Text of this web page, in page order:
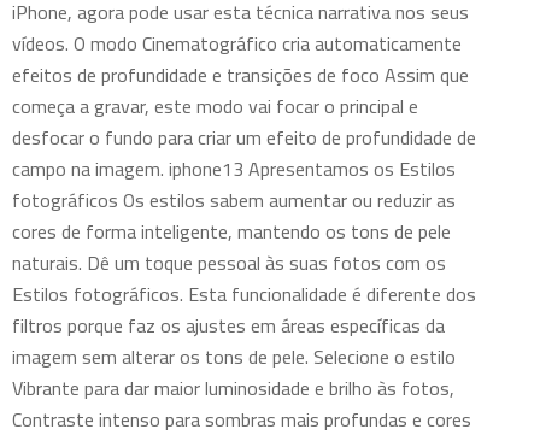
iPhone, agora pode usar esta técnica narrativa nos seus
vídeos. O modo Cinematográfico cria automaticamente
efeitos de profundidade e transições de foco Assim que
começa a gravar, este modo vai focar o principal e
desfocar o fundo para criar um efeito de profundidade de
campo na imagem. iphone13 Apresentamos os Estilos
fotográficos Os estilos sabem aumentar ou reduzir as
cores de forma inteligente, mantendo os tons de pele
naturais. Dê um toque pessoal às suas fotos com os
Estilos fotográficos. Esta funcionalidade é diferente dos
filtros porque faz os ajustes em áreas específicas da
imagem sem alterar os tons de pele. Selecione o estilo
Vibrante para dar maior luminosidade e brilho às fotos,
Contraste intenso para sombras mais profundas e cores